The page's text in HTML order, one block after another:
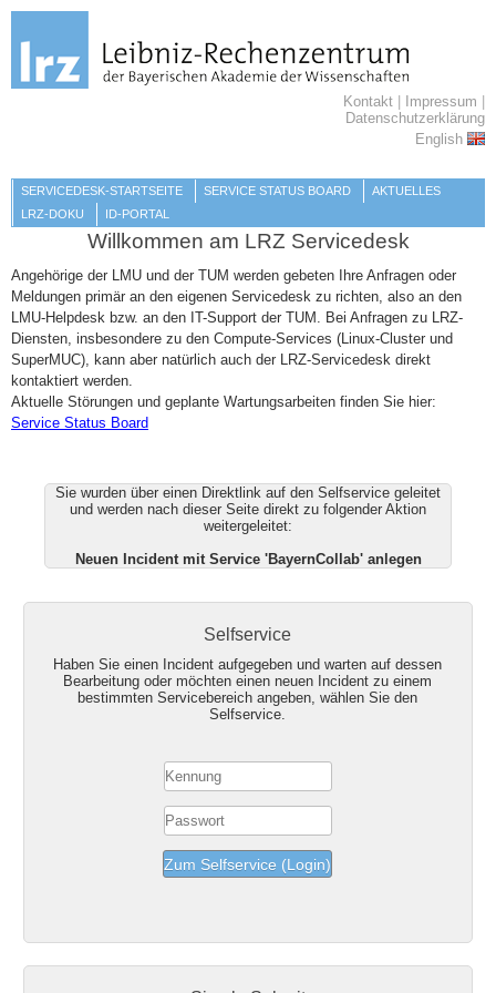
Kontakt Impressum
Datenschutzerklärung
English
SERVICEDESK-STARTSEITE SERVICE STATUS BOARD
AKTUELLES
LRZ-DOKU
ID-PORTAL
Willkommen am LRZ Servicedesk
Angehörige der LMU und der TUM werden gebeten Ihre Anfragen oder
Meldungen primär an den eigenen Servicedesk zu richten, also an den
LMU-Helpdesk bzw. an den IT-Support der TUM. Bei Anfragen zu LRZ-
Diensten, insbesondere zu den Compute-Services (Linux-Cluster und
SuperMUC), kann aber natürlich auch der LRZ-Servicedesk direkt
kontaktiert werden.
Aktuelle Störungen und geplante Wartungsarbeiten finden Sie hier:
Service Status Board
Sie wurden über einen Direktlink auf den Selfservice geleitet
und werden nach dieser Seite direkt zu folgender Aktion
weitergeleitet:
Neuen Incident mit Service 'BayernCollab' anlegen
Selfservice
Haben Sie einen Incident aufgegeben und warten auf dessen
Bearbeitung oder möchten einen neuen Incident zu einem
bestimmten Servicebereich angeben, wählen Sie den
Selfservice.